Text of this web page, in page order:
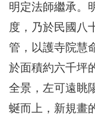
明定法師繼承。
度，乃於民國八
管，以護寺院慧
於面積約六千坪
全景，左可遠眺
蜒而上，新規畫